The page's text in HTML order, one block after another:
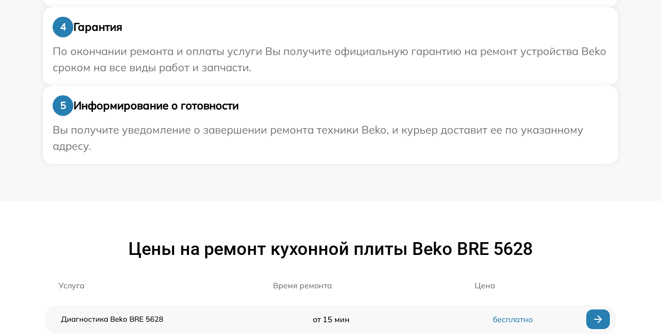
4
Гарантия
По окончании ремонта и оплаты услуги Вы получите официальную гарантию на ремонт устройства Beko
сроком на все виды работ и запчасти.
5
Информирование о готовности
Вы получите уведомление о завершении ремонта техники Beko, и курьер доставит ее по указанному
адресу.
Цены на ремонт кухонной плиты Beko BRE 5628
Услуга Время ремонта Цена
Диагностика Beko BRE 5628 от 15 мин бесплатно